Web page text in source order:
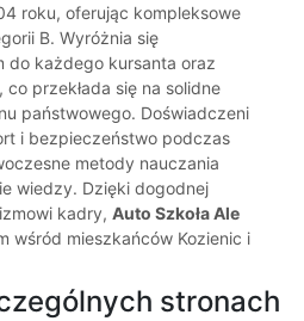
roku, oferując kompleksowe
B. Wyróżnia się
do każdego kursanta oraz
przekłada się na solidne
państwowego. Doświadczeni
i bezpieczeństwo podczas
metody nauczania
wiedzy. Dzięki dogodnej
kadry, Auto Szkoła Ale
wśród mieszkańców Kozienic i
stronach